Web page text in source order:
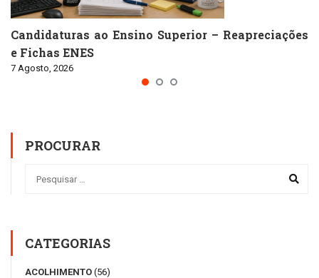
Candidaturas ao Ensino Superior – Reapreciações
e Fichas ENES
7 Agosto, 2026
PROCURAR
CATEGORIAS
ACOLHIMENTO (56)